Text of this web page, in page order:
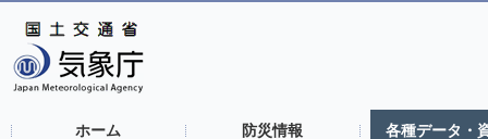
ホーム 防災情報 各種データ・